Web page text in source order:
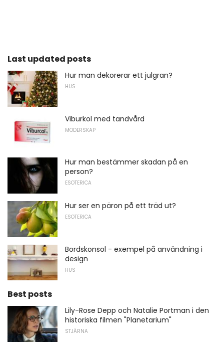
Last updated posts
Hur man dekorerar ett julgran?
HUS
Viburkol med tandvård
MODERSKAP
Hur man bestämmer skadan på en
person?
ESOTERICA
Hur ser en päron på ett träd ut?
ESOTERICA
Bordskonsol - exempel på användning i
design
HUS
Best posts
Lily-Rose Depp och Natalie Portman i den
historiska filmen "Planetarium"
STJÄRNA